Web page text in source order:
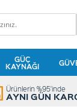
GÜÇ
KAYNAĞI
Ürünlerin %95'inde
AYNI GÜN